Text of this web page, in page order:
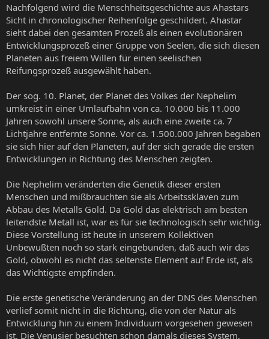
Nachfolgend wird die Menschheitsgeschichte aus Ahastars
Sicht in chronologischer Reihenfolge geschildert. Ahastar
sieht dabei den gesamten Prozeß als einen evolutionären
Entwicklungsprozeß einer Gruppe von Seelen, die sich diesen
Planeten aus freiem Willen für einen seelischen
Reifungsprozeß ausgewählt haben.
Der sog. 10. Planet, der Planet des Volkes der Nephelim
umkreist in einer Umlaufbahn von ca. 10.000 bis 11.000
Jahren sowohl unsere Sonne, als auch eine zweite ca. 7
Lichtjahre entfernte Sonne. Vor ca. 1.500.000 Jahren begaben
sie sich hier auf den Planeten, auf der sich gerade die ersten
Entwicklungen in Richtung des Menschen zeigten.
Die Nephelim veränderten die Genetik dieser ersten
Menschen und mißbrauchten sie als Arbeitssklaven zum
Abbau des Metalls Gold. Da Gold das elektrisch am besten
leitendste Metall ist, war es für sie technologisch sehr wichtig.
Diese Vorstellung ist heute in unserem Kollektiven
Unbewußten noch so stark eingebunden, daß auch wir das
Gold, obwohl es nicht das seltenste Element auf Erde ist, als
das Wichtigste empfinden.
Die erste genetische Veränderung an der DNS des Menschen
verlief somit nicht in die Richtung, die von der Natur als
Entwicklung hin zu einem Individuum vorgesehen gewesen
ist. Die Venusier besuchten schon damals dieses System,